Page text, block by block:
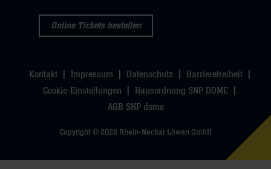
Online Tickets bestellen
Kontakt Impressum Datenschutz
Barrierefreiheit
Cookie-Einstellungen
Hausordnung SNP DOME
AGB SNP dome
Copyright © 2026 Rhein-Neckar Löwen GmbH